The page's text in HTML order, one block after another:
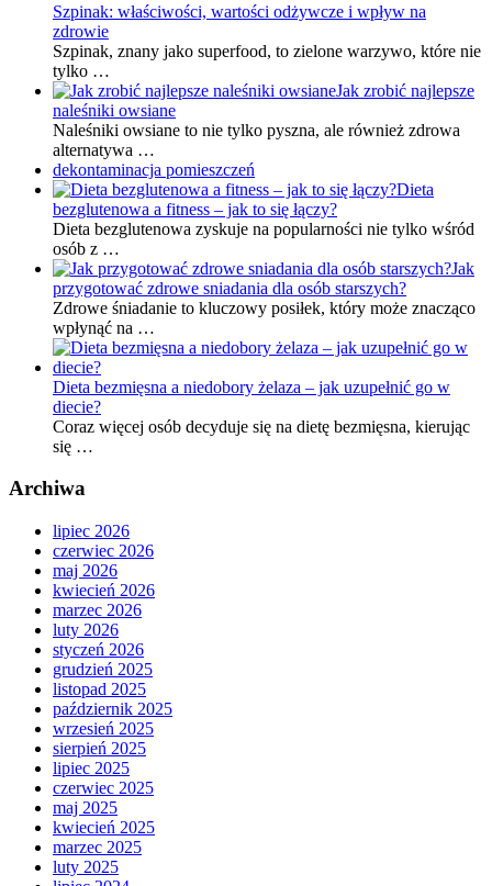
Szpinak: właściwości, wartości odżywcze i wpływ na
zdrowie
Szpinak, znany jako superfood, to zielone warzywo, które nie
tylko …
Jak zrobić najlepsze
naleśniki owsiane
Naleśniki owsiane to nie tylko pyszna, ale również zdrowa
alternatywa …
dekontaminacja pomieszczeń
Dieta
bezglutenowa a fitness – jak to się łączy?
Dieta bezglutenowa zyskuje na popularności nie tylko wśród
osób z …
Jak
przygotować zdrowe sniadania dla osób starszych?
Zdrowe śniadanie to kluczowy posiłek, który może znacząco
wpłynąć na …
Dieta bezmięsna a niedobory żelaza – jak uzupełnić go w
diecie?
Coraz więcej osób decyduje się na dietę bezmięsna, kierując
się …
Archiwa
lipiec 2026
czerwiec 2026
maj 2026
kwiecień 2026
marzec 2026
luty 2026
styczeń 2026
grudzień 2025
listopad 2025
październik 2025
wrzesień 2025
sierpień 2025
lipiec 2025
czerwiec 2025
maj 2025
kwiecień 2025
marzec 2025
luty 2025